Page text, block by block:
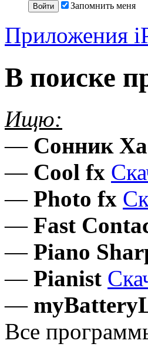
Запомнить меня
Приложения
В поиске
Ищю:
— Сонник
— Cool fx
— Photo fx
— Fast
— Piano
— Pianist
—
Все